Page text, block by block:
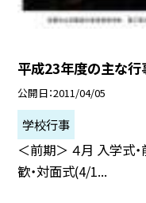
平成23年度の主な行
公開日 2011/04/05
学校行事
＜前期＞ ４月 入学式
歓・対面式(4/1...